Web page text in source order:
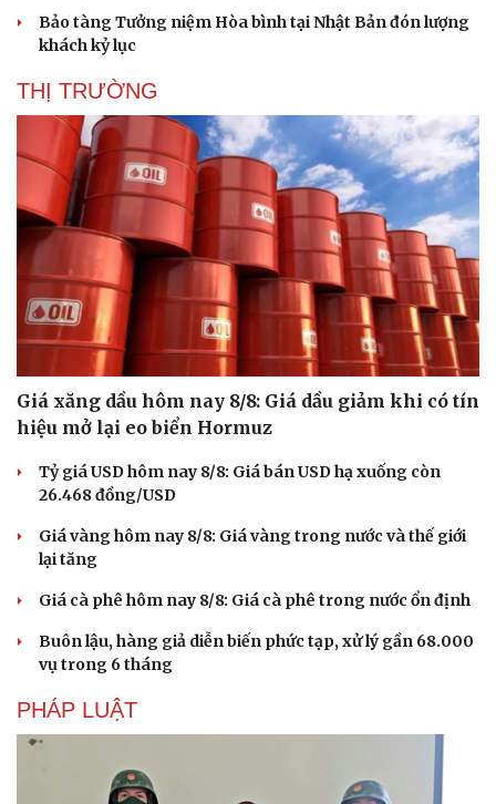
Bảo tàng Tưởng niệm Hòa bình tại Nhật Bản đón lượng
khách kỷ lục
THỊ TRƯỜNG
Giá xăng dầu hôm nay 8/8: Giá dầu giảm khi có tín
hiệu mở lại eo biển Hormuz
Tỷ giá USD hôm nay 8/8: Giá bán USD hạ xuống còn
26.468 đồng/USD
Giá vàng hôm nay 8/8: Giá vàng trong nước và thế giới
lại tăng
Giá cà phê hôm nay 8/8: Giá cà phê trong nước ổn định
Buôn lậu, hàng giả diễn biến phức tạp, xử lý gần 68.000
vụ trong 6 tháng
PHÁP LUẬT